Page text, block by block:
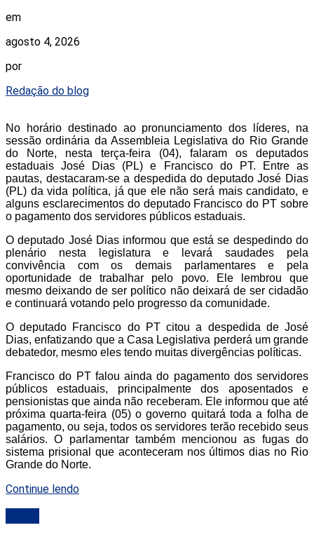
em
agosto 4, 2026
por
Redação do blog
No horário destinado ao pronunciamento dos líderes, na
sessão ordinária da Assembleia Legislativa do Rio Grande
do Norte, nesta terça-feira (04), falaram os deputados
estaduais José Dias (PL) e Francisco do PT. Entre as
pautas, destacaram-se a despedida do deputado José Dias
(PL) da vida política, já que ele não será mais candidato, e
alguns esclarecimentos do deputado Francisco do PT sobre
o pagamento dos servidores públicos estaduais.
O deputado José Dias informou que está se despedindo do
plenário nesta legislatura e levará saudades pela
convivência com os demais parlamentares e pela
oportunidade de trabalhar pelo povo. Ele lembrou que
mesmo deixando de ser político não deixará de ser cidadão
e continuará votando pelo progresso da comunidade.
O deputado Francisco do PT citou a despedida de José
Dias, enfatizando que a Casa Legislativa perderá um grande
debatedor, mesmo eles tendo muitas divergências políticas.
Francisco do PT falou ainda do pagamento dos servidores
públicos estaduais, principalmente dos aposentados e
pensionistas que ainda não receberam. Ele informou que até
próxima quarta-feira (05) o governo quitará toda a folha de
pagamento, ou seja, todos os servidores terão recebido seus
salários. O parlamentar também mencionou as fugas do
sistema prisional que aconteceram nos últimos dias no Rio
Grande do Norte.
Continue lendo